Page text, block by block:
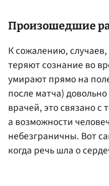
Произошедшие
К сожалению,
теряют сознание во
умирают прямо на
после матча)
врачей, это связано с
а возможности
небезграничны. Вот
когда речь шла о